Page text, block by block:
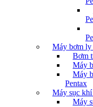
Máy bơm ly
Bơm
Máy
Máy
Pentax
Máy sục
Máy